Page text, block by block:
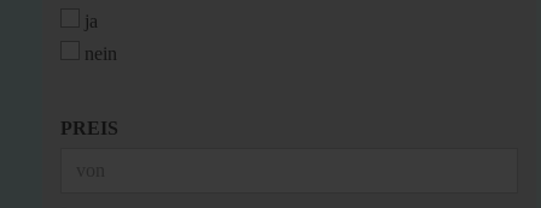
ja
nein
PREIS
PREIS